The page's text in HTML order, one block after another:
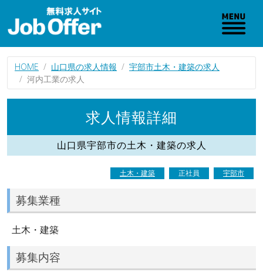
HOME 山口県の求人情報
宇部市土木・建築の求人
河内工業の求人
求人情報詳細
山口県宇部市の土木・建築の求人
土木・建築 正社員 宇部市
募集業種
土木・建築
募集内容